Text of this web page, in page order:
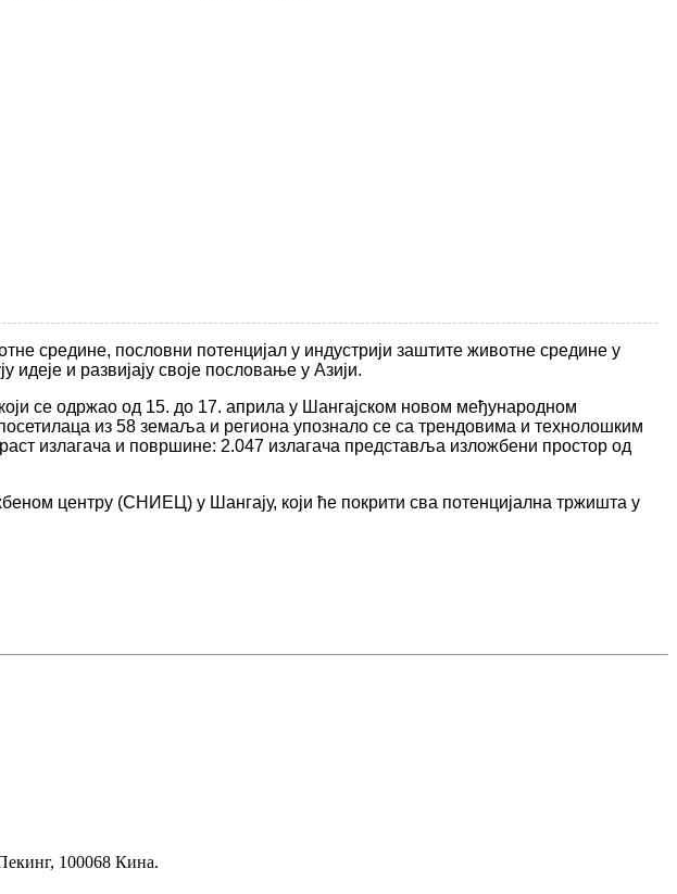
средине, пословни потенцијал у индустрији заштите животне средине у
и развијају своје пословање у Азији.
се одржао од 15. до 17. априла у Шангајском новом међународном
из 58 земаља и региона упознало се са трендовима и технолошким
излагача и површине: 2.047 излагача представља изложбени простор од
центру (СНИЕЦ) у Шангају, који ће покрити сва потенцијална тржишта у
100068 Кина.